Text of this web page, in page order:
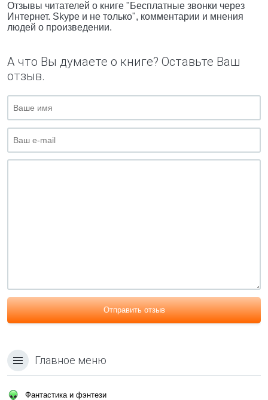
Отзывы читателей о книге "Бесплатные звонки через
Интернет. Skype и не только", комментарии и мнения
людей о произведении.
А что Вы думаете о книге? Оставьте Ваш
отзыв.
Отправить отзыв
Главное меню
Фантастика и фэнтези